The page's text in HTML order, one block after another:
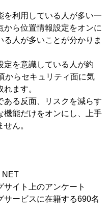
を利用している人が多い一
ら位置情報設定をオンに
人が多いことが分かりま
定を意識している人が約
からセキュリティ面に気
ます。
ある反面、リスクを減らす
機能だけをオンにし、上手
ん。
NET
イト上のアンケート
サービスに在籍する690名